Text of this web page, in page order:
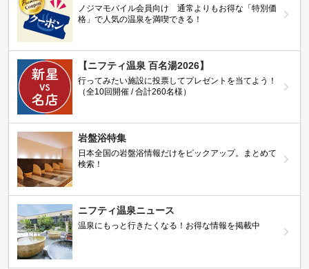
ノジマモバイル会員向け 通常よりもお得な「特別価
格」で人気の温泉を満喫できる！
【ニフティ温泉 百名湯2026】
行ってみたい施設に投票してプレゼントを当てよう！
（全10回開催 / 合計260名様）
岩盤浴特集
日本全国の岩盤浴情報だけをピックアップ。まとめて
検索！
ニフティ温泉ニュース
温泉にもっと行きたくなる！お得な情報を掲載中